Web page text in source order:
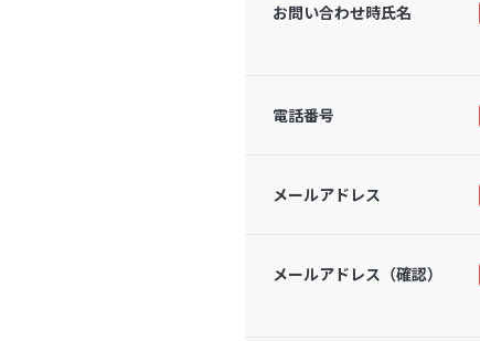
お問い合わせ時氏名
電話番号
メールアドレス
メールアドレス（確認）